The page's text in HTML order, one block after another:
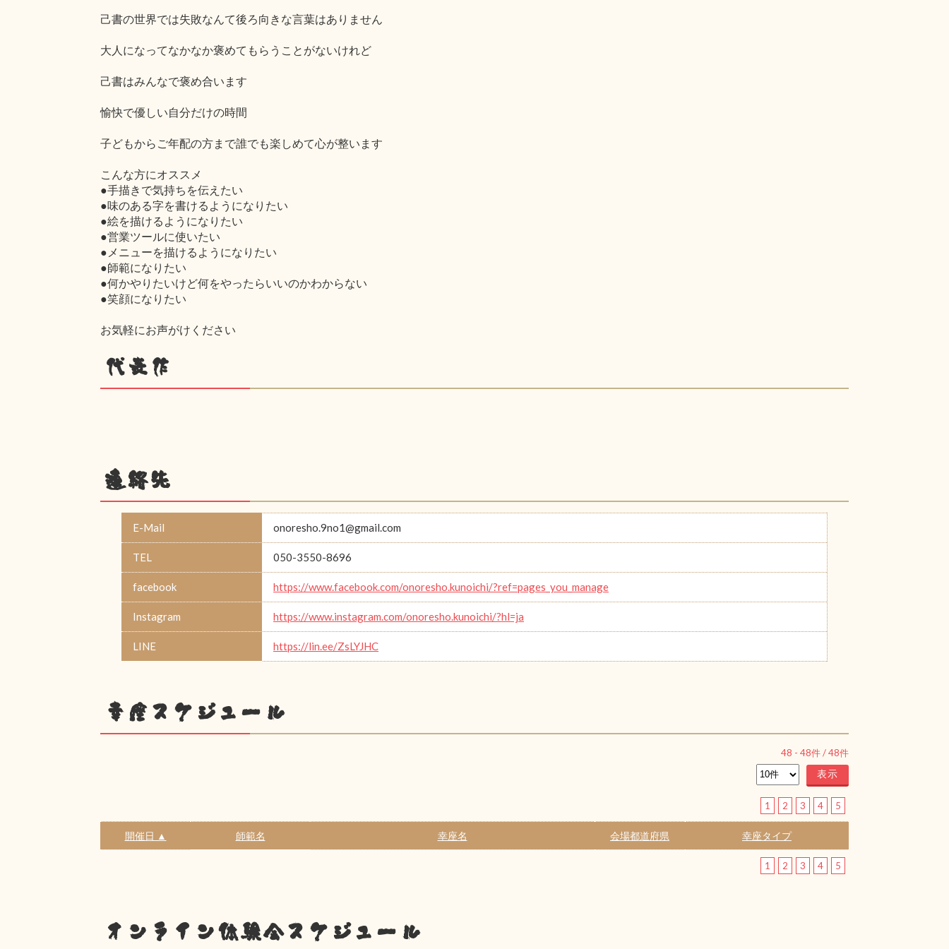
己書の世界では失敗なんて後ろ向きな言葉はありません
大人になってなかなか褒めてもらうことがないけれど
己書はみんなで褒め合います
愉快で優しい自分だけの時間
子どもからご年配の方まで誰でも楽しめて心が整います
こんな方にオススメ
●手描きで気持ちを伝えたい
●味のある字を書けるようになりたい
●絵を描けるようになりたい
●営業ツールに使いたい
●メニューを描けるようになりたい
●師範になりたい
●何かやりたいけど何をやったらいいのかわからない
●笑顔になりたい
お気軽にお声がけください
代表作
連絡先
E-Mail onoresho.9no1@gmail.com
TEL 050-3550-8696
facebook https://www.facebook.com/onoresho.kunoichi/?ref=pages_you_manage
Instagram https://www.instagram.com/onoresho.kunoichi/?hl=ja
LINE https://lin.ee/ZsLYJHC
幸座スケジュール
48 - 48件 /48件
1 2 3 4 5
開催日 ▲ 師範名 幸座名 会場都道府県 幸座タイプ
1 2 3 4 5
オンライン体験会スケジュール